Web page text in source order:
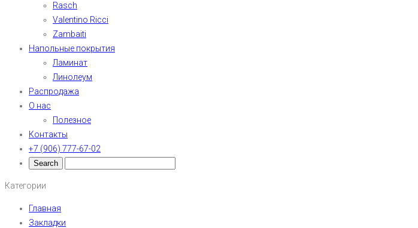
Rasch
Valentino Ricci
Zambaiti
Напольные покрытия
Ламинат
Линолеум
Распродажа
О нас
Полезное
Контакты
+7 (906) 777-67-02
Категории
Главная
Закладки